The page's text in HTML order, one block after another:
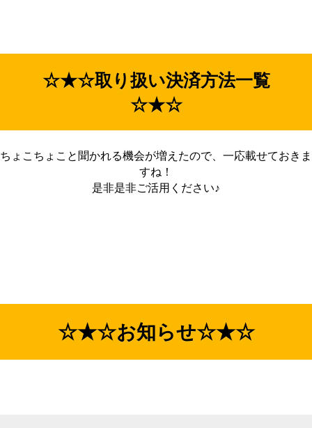
☆★☆取り扱い決済方法一覧
☆★☆
ちょこちょこと聞かれる機会が増えたので、一応載せておきま
すね！
是非是非ご活用ください♪
☆★☆お知らせ☆★☆